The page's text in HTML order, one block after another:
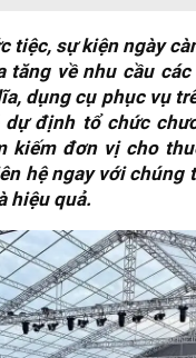
tiệc, sự kiện ngày
tăng về nhu cầu
dụng cụ phục vụ
dự định tổ chức
kiếm đơn vị cho
hệ ngay với chúng
hiệu quả.